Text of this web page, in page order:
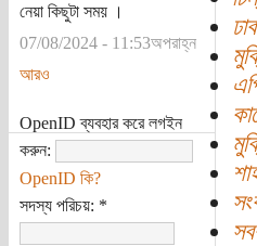
নেয়া কিছুটা সময় ।
07/08/2024 - 11:53অপরাহ্ন
আরও
OpenID ব্যবহার করে লগইন
করুন:
OpenID কি?
সদস্য পরিচয়: *